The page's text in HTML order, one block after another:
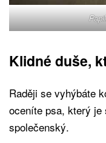
Klidné duše,
Raději se vyhýbáte
oceníte psa, který je
společenský.